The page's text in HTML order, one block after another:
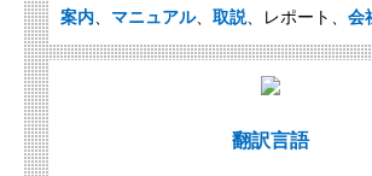
案内
マニュアル、 取説 、レポート、 会
翻訳言語